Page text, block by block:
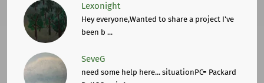
Lexonight
Hey everyone,Wanted to share a project I've
been b ...
SeveG
need some help here... situationPC= Packard